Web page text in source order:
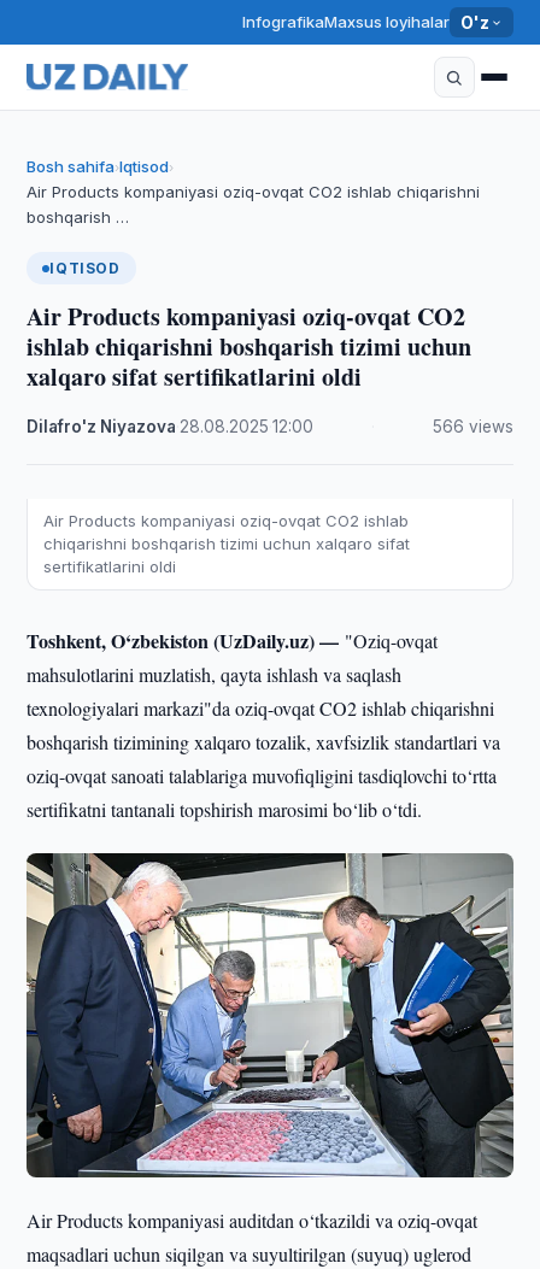
InfografikaMaxsus loyihalar O'z
Bosh sahifa›Iqtisod›
Air Products kompaniyasi oziq-ovqat CO2 ishlab chiqarishni
boshqarish …
IQTISOD
Air Products kompaniyasi oziq-ovqat CO2
ishlab chiqarishni boshqarish tizimi uchun
xalqaro sifat sertifikatlarini oldi
Dilafro'z Niyazova 28.08.2025 ·12:00 566 views
Air Products kompaniyasi oziq-ovqat CO2 ishlab
chiqarishni boshqarish tizimi uchun xalqaro sifat
sertifikatlarini oldi
Toshkent, O‘zbekiston (UzDaily.uz) — "Oziq-ovqat
mahsulotlarini muzlatish, qayta ishlash va saqlash
texnologiyalari markazi"da oziq-ovqat CO2 ishlab chiqarishni
boshqarish tizimining xalqaro tozalik, xavfsizlik standartlari va
oziq-ovqat sanoati talablariga muvofiqligini tasdiqlovchi to‘rtta
sertifikatni tantanali topshirish marosimi bo‘lib o‘tdi.
Air Products kompaniyasi auditdan o‘tkazildi va oziq-ovqat
maqsadlari uchun siqilgan va suyultirilgan (suyuq) uglerod